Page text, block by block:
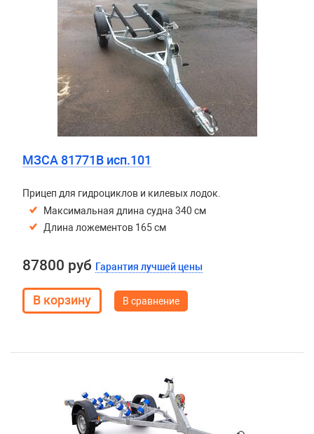
МЗСА 81771B исп.101
Прицеп для гидроциклов и килевых лодок.
Максимальная длина судна 340 см
Длина ложементов 165 см
87800 руб Гарантия лучшей цены
В сравнение